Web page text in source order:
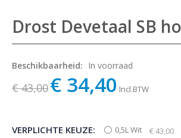
Drost Devetaal SB
Beschikbaarheid: In voorraad
€ 43,00€ 34,40 Incl.BTW
VERPLICHTE KEUZE: 0,5L Wit € 43,00